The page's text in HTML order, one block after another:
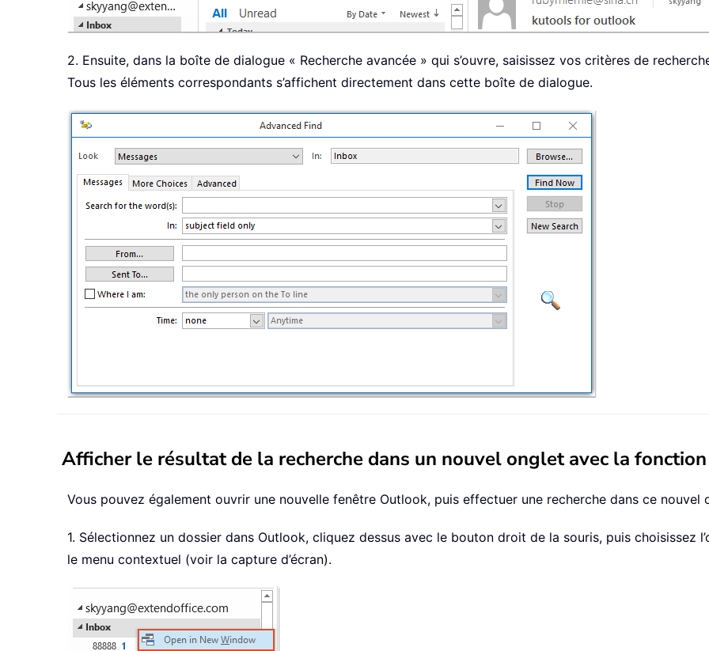
2. Ensuite, dans la boîte de dialogue « Recherche avancée » qui s’ouvre, saisissez vos critères de
Tous les éléments correspondants s’affichent directement dans cette boîte de dialogue.
Afficher le résultat de la recherche dans un nouvel onglet avec la
Vous pouvez également ouvrir une nouvelle fenêtre Outlook, puis effectuer une recherche dans ce nouvel
1. Sélectionnez un dossier dans Outlook, cliquez dessus avec le bouton droit de la souris, puis choisissez
le menu contextuel (voir la capture d’écran).